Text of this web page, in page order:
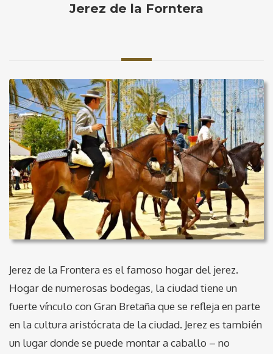
Jerez de la Forntera
Jerez de la Frontera es el famoso hogar del jerez.
Hogar de numerosas bodegas, la ciudad tiene un
fuerte vínculo con Gran Bretaña que se refleja en parte
en la cultura aristócrata de la ciudad. Jerez es también
un lugar donde se puede montar a caballo – no